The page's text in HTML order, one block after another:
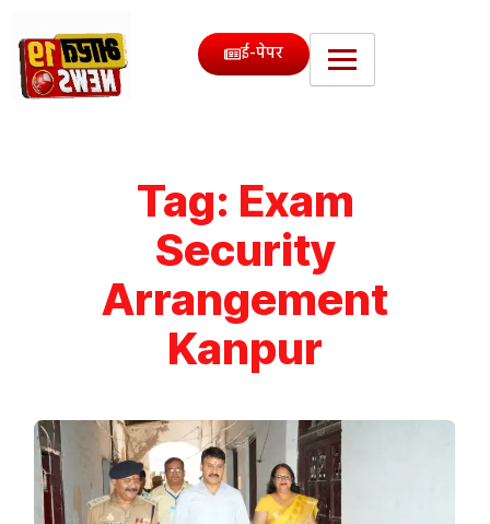
ई-पेपर
Tag: Exam
Security
Arrangement
Kanpur